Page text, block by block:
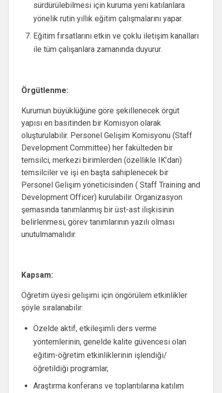
sürdürülebilmesi için kuruma yeni katılanlara
yönelik rutin yıllık eğitim çalışmalarını yapar.
Eğitim fırsatlarını etkin ve çoklu iletişim kanalları
ile tüm çalışanlara zamanında duyurur.
Örgütlenme:
Kurumun büyüklüğüne göre şekillenecek örgüt
yapısı en basitinden bir Komisyon olarak
oluşturulabilir. Personel Gelişim Komisyonu (Staff
Development Committee) her fakülteden bir
temsilci, merkezi birimlerden (özellikle IK’dan)
temsilciler ve işi en başta sahiplenecek bir
Personel Gelişim yöneticisinden ( Staff Training and
Development Officer) kurulabilir. Organizasyon
şemasında tanımlanmış bir üst-ast ilişkisinin
belirlenmesi, görev tanımlarının yazılı olması
unutulmamalıdır.
Kapsam:
Öğretim üyesi gelişimi için öngörülem etkinlikler
şöyle sıralanabilir:
Özelde aktif, etkileşimli ders verme
yöntemlerinin, genelde kalite güvencesi olan
eğitim-öğretim etkinliklerinin işlendiği/
öğretildiği programlar,
Araştırma konferans ve toplantılarına katılım